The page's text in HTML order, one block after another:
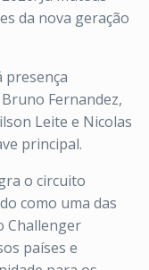
da nova geração
Fernandez,
Leite e Nicolas
principal.
o circuito
como uma das
Challenger
países e